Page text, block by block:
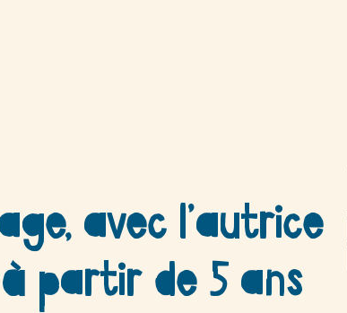
avec l’autrice
partir de 5 ans